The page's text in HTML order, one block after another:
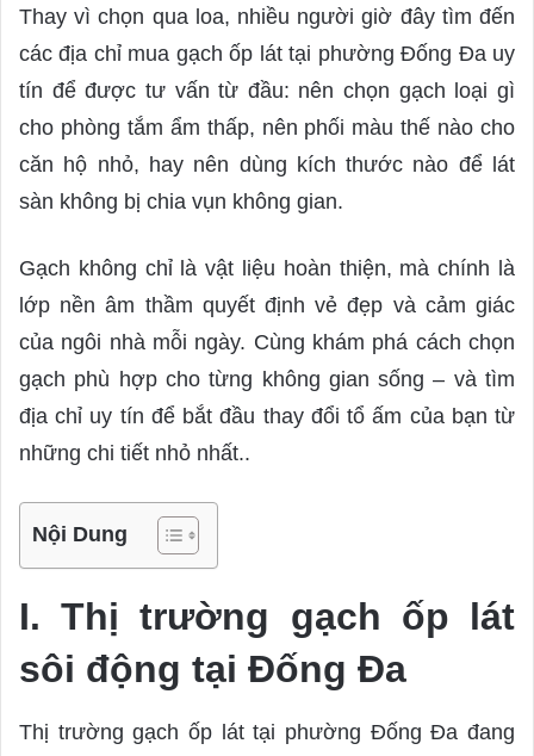
Thay vì chọn qua loa, nhiều người giờ đây tìm đến
các địa chỉ mua gạch ốp lát tại phường Đống Đa uy
tín để được tư vấn từ đầu: nên chọn gạch loại gì
cho phòng tắm ẩm thấp, nên phối màu thế nào cho
căn hộ nhỏ, hay nên dùng kích thước nào để lát
sàn không bị chia vụn không gian.
Gạch không chỉ là vật liệu hoàn thiện, mà chính là
lớp nền âm thầm quyết định vẻ đẹp và cảm giác
của ngôi nhà mỗi ngày. Cùng khám phá cách chọn
gạch phù hợp cho từng không gian sống – và tìm
địa chỉ uy tín để bắt đầu thay đổi tổ ấm của bạn từ
những chi tiết nhỏ nhất..
Nội Dung
I. Thị trường gạch ốp lát
sôi động tại Đống Đa
Thị trường gạch ốp lát tại phường Đống Đa đang